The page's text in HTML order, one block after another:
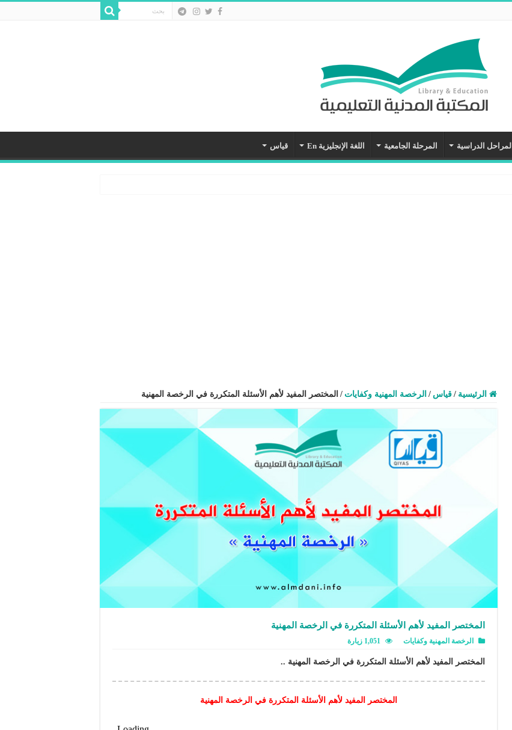
المراحل الدراسية المرحلة الجامعية اللغة الإنجليزية En قياس
الرئيسية / قياس / الرخصة المهنية وكفايات / المختصر المفيد لأهم الأسئلة المتكررة في الرخصة المهنية
المختصر المفيد لأهم الأسئلة المتكررة في الرخصة المهنية
الرخصة المهنية وكفايات 1,051 زيارة
المختصر المفيد لأهم الأسئلة المتكررة في الرخصة المهنية ..
المختصر المفيد لأهم الأسئلة المتكررة في الرخصة المهنية